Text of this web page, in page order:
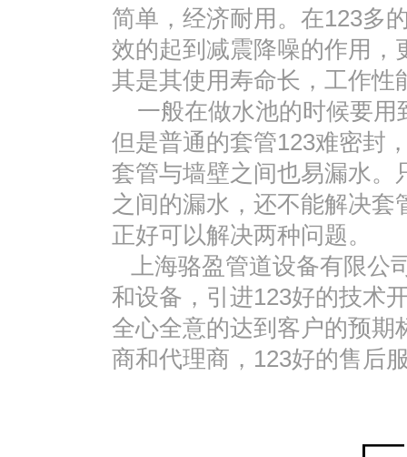
简单，经济耐用。在123多
效的起到减震降噪的作用，
其是其使用寿命长，工作性
一般在做水池的时候要用
但是普通的套管123难密封
套管与墙壁之间也易漏水。
之间的漏水，还不能解决
正好可以解决两种问题。
上海骆盈管道设备有限公
和设备，引进123好的技术
全心全意的达到客户的预期
商和代理商，123好的售后